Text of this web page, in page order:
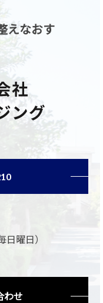
えなおす
曜日）
わせ